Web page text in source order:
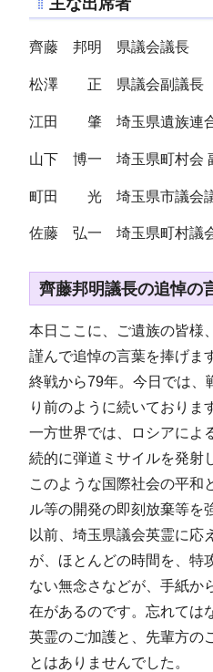
齊藤 邦明 県議会議長
松澤 正 県議会副議長
江田 肇 埼玉県遺族連
山下 博一 埼玉県町村会
町田 光 埼玉県市議会議
佐藤 弘一 埼玉県町村議会
齊藤邦明議長の追悼の
本日ここに、ご遺族の皆様
謹んで追悼の言葉を捧げま
終戦から79年。今日では、
り前のように続いておりま
一方世界では、ロシアによ
続的に弾道ミサイルを発射
このような国際社会の平和
ル等の開発の即刻放棄等を
以前、埼玉県議会英霊に応
が、ほとんどの時間を、特
ない無念さなどが、手紙か
在があるのです。忘れては
英霊のご加護と、先輩方の
とはありませんでした。